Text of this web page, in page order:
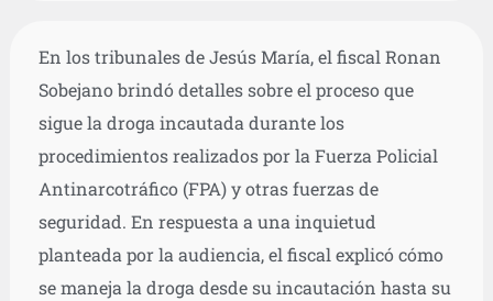
En los tribunales de Jesús María, el fiscal Ronan
Sobejano brindó detalles sobre el proceso que
sigue la droga incautada durante los
procedimientos realizados por la Fuerza Policial
Antinarcotráfico (FPA) y otras fuerzas de
seguridad. En respuesta a una inquietud
planteada por la audiencia, el fiscal explicó cómo
se maneja la droga desde su incautación hasta su